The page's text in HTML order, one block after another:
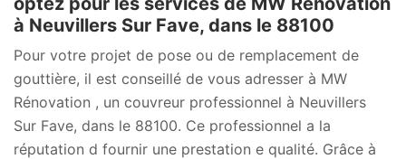
à Neuvillers Sur Fave, dans le 88100
Pour votre projet de pose ou de remplacement de
gouttière, il est conseillé de vous adresser à MW
Rénovation , un couvreur professionnel à Neuvillers
Sur Fave, dans le 88100. Ce professionnel a la
réputation d fournir une prestation e qualité. Grâce à